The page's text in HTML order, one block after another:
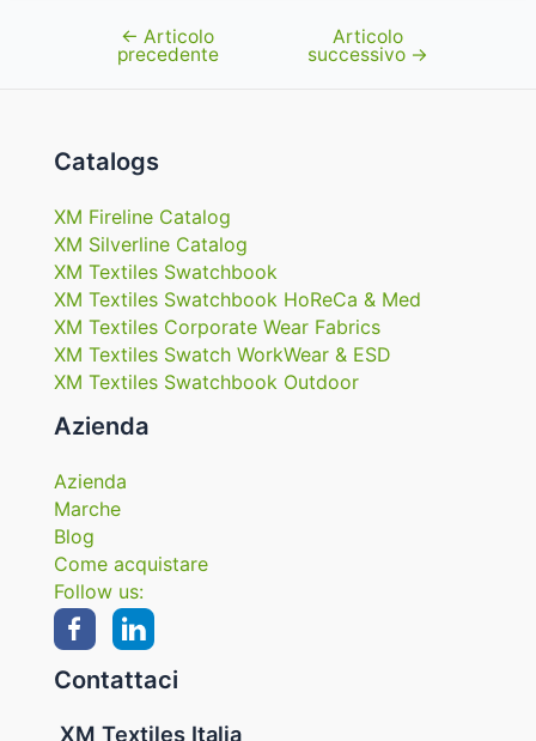
Navigazione
articoli
← Articolo
precedente
Articolo
successivo →
Catalogs
XM Fireline Catalog
XM Silverline Catalog
XM Textiles Swatchbook
XM Textiles Swatchbook HoReCa & Med
XM Textiles Corporate Wear Fabrics
XM Textiles Swatch WorkWear & ESD
XM Textiles Swatchbook Outdoor
Azienda
Azienda
Marche
Blog
Come acquistare
Follow us:
Contattaci
XM Textiles Italia